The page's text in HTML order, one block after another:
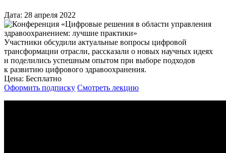
Дата: 28 апреля 2022
Участники обсудили актуальные вопросы цифровой
трансформации отрасли, рассказали о новых научных идеях
и поделились успешным опытом при выборе подходов
к развитию цифрового здравоохранения.
Цена: Бесплатно
Оформить подписку Смотреть лекцию